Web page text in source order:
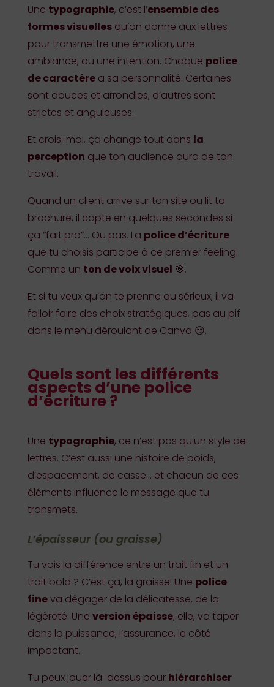
Une typographie, c’est l’ensemble des
formes visuellesqu’on donne aux lettres
pour transmettre une émotion, une
ambiance, ou une intention. Chaque police
de caractèrea sa personnalité. Certaines
sont douces et arrondies, d’autres sont
strictes et anguleuses.
Et crois-moi, ça change tout dans la
perception que ton audience aura de ton
travail.
Quand un client arrive sur ton site ou lit ta
brochure, il capte en quelques secondes si
ça “fait pro”… Ou pas. La police d’écriture
que tu choisis participe à ce premier feeling.
Comme un ton de voix visuel 🎯.
Et si tu veux qu’on te prenne au sérieux, il va
falloir faire des choix stratégiques, pas au pif
dans le menu déroulant de Canva 😏.
Quels sont les différents
aspects d’une police
d’écriture ?
Une typographie, ce n’est pas qu’un style de
lettres. C’est aussi une histoire de poids,
d’espacement, de casse… et chacun de ces
éléments influence le message que tu
transmets.
L’épaisseur (ou graisse)
Tu vois la différence entre un trait fin et un
trait bold ? C’est ça, la graisse. Une police
fineva dégager de la délicatesse, de la
légèreté. Une version épaisse, elle, va taper
dans la puissance, l’assurance, le côté
impactant.
Tu peux jouer là-dessus pour hiérarchiser